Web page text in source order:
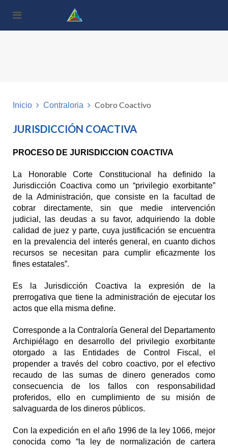
este
Inicio Contraloria Cobro Coactivo
JURISDICCIÓN COACTIVA
PROCESO DE JURISDICCION COACTIVA
La Honorable Corte Constitucional ha definido la
Jurisdicción Coactiva como un “privilegio exorbitante”
de la Administración, que consiste en la facultad de
cobrar directamente, sin que medie intervención
judicial, las deudas a su favor, adquiriendo la doble
calidad de juez y parte, cuya justificación se encuentra
en la prevalencia del interés general, en cuanto dichos
recursos se necesitan para cumplir eficazmente los
fines estatales”.
Es la Jurisdicción Coactiva la expresión de la
prerrogativa que tiene la administración de ejecutar los
actos que ella misma define.
Corresponde a la Contraloría General del Departamento
Archipiélago en desarrollo del privilegio exorbitante
otorgado a las Entidades de Control Fiscal, el
propender a través del cobro coactivo, por el efectivo
recaudo de las sumas de dinero generados como
consecuencia de los fallos con responsabilidad
proferidos, ello en cumplimiento de su misión de
salvaguarda de los dineros públicos.
Con la expedición en el año 1996 de la ley 1066, mejor
conocida como “la ley de normalización de cartera